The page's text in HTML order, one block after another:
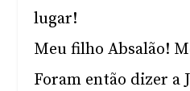
lugar!
Meu filho Absalão!
Foram então dizer a